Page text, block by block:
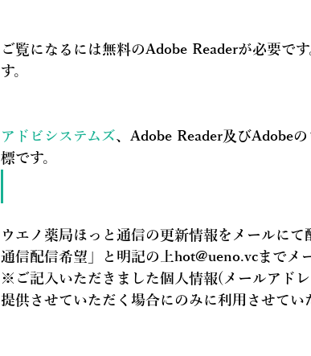
ご覧になるには無料のAdobe Readerが必要で
す。
アドビシステムズ、Adobe Reader及びAdobe
標です。
ウエノ薬局ほっと通信の更新情報を メールにて
通信配信希望 」と明記の上hot@ueno.vcまでメ
※ご記入いただきました個人情報(メールアド
提供させていただく場合にのみに利用させてい